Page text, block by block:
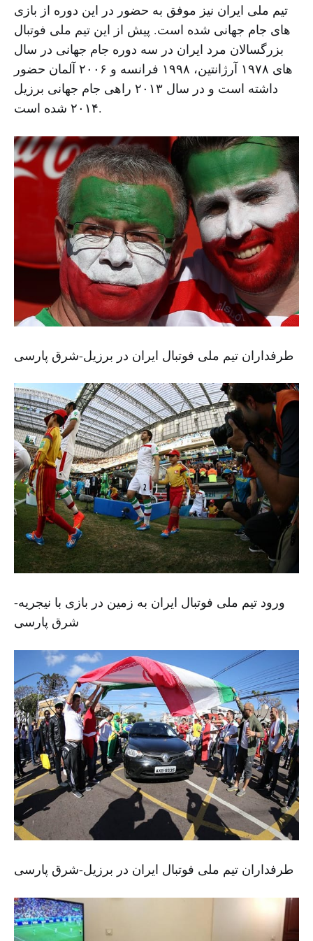
تیم ملی ایران نیز موفق به حضور در این دوره از بازی
های جام جهانی شده است. پیش از این تیم ملی فوتبال
بزرگسالان مرد ایران در سه دوره جام جهانی در سال
های ۱۹۷۸ آرژانتین، ۱۹۹۸ فرانسه و ۲۰۰۶ آلمان حضور
داشته است و در سال ۲۰۱۳ راهی جام جهانی برزیل
۲۰۱۴ شده است.
طرفداران تیم ملی فوتبال ایران در برزیل-شرق پارسی
ورود تیم ملی فوتبال ایران به زمین در بازی با نیجریه-
شرق پارسی
طرفداران تیم ملی فوتبال ایران در برزیل-شرق پارسی